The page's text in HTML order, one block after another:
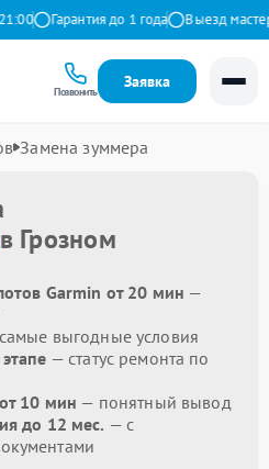
Гарантия до 1 года Выезд мастера
Позвонить
Заявка
Замена зуммера
в Грозном
Garmin от 20 мин —
выгодные условия
— статус ремонта по
10 мин — понятный вывод
до 12 мес. — с